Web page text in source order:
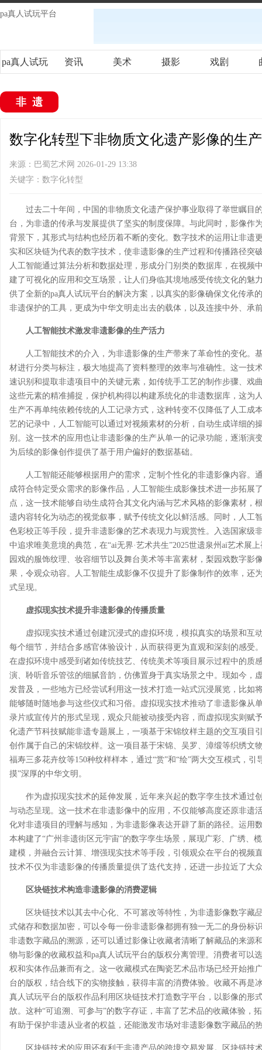
pa真人试玩平台
pa真人试玩 资讯 美术 摄影 戏剧
非遗
数字化转型下非物质文化遗产影像的生
来源：巴蜀艺术网 2026-01-29 13:38
关键字：数字化转型
过去二十年间，中国的非物质文化遗产保护事业取得了举世瞩目
台，为非遗的传承与发展提供了坚实的制度保障。与此同时，影像作
背景下，其形式与结构也经历着不断的变化。数字技术的运用让非遗
实和区块链为代表的数字技术，使非遗影像的生产过程和传播路径突
人工智能通过算法分析和数据处理，形成分门别类的数据库，在视频
建了可视化的应用和交互场景，让人们身临其境地感受传统文化的魅
供了全新的pa真人试玩平台的解决方案，以真实的影像确保文化传承
非遗保护的工具，更成为中华文明走出去的载体，以及连接中外、承
人工智能技术激发非遗影像的生产活力
人工智能技术的介入，为非遗影像的生产带来了革命性的变化。
材进行分类与标注，极大地提高了资料整理的效率与准确性。这一技
速识别和提取非遗项目中的关键元素，如传统手工艺的制作步骤、戏
这些元素的精准捕捉，保护机构得以构建系统化的非遗数据库，这为
生产不再单纯依赖传统的人工记录方式，这种转变不仅降低了人工成
艺的记录中，人工智能可以通过对视频素材的分析，自动生成详细的
别。这一技术的应用也让非遗影像的生产从单一的记录功能，逐渐演
为后续的影像创作提供了基于用户偏好的数据基础。
人工智能还能够根据用户的需求，定制个性化的非遗影像内容。
成符合特定受众需求的影像作品，人工智能生成影像技术进一步拓展
点，这一技术能够自动生成符合其文化内涵与艺术风格的影像素材，
遗内容转化为动态的视觉叙事，赋予传统文化以鲜活感。同时，人工
色彩校正等手段，提升非遗影像的艺术表现力与观赏性。入选国家级
中追求唯美意境的典范，在“ai无界·艺术共生”2025世遗泉州ai艺术展
园戏的服饰纹理、妆容细节以及舞台美术等丰富素材，梨园戏数字影
果，令观众动容。人工智能生成影像不仅提升了影像制作的效率，还
式呈现。
虚拟现实技术提升非遗影像的传播质量
虚拟现实技术通过创建沉浸式的虚拟环境，模拟真实的场景和互
每个细节，并结合多感官体验设计，从而获得更为直观和深刻的感受
在虚拟环境中感受到诸如传统技艺、传统美术等项目展示过程中的质
演、聆听音乐管弦的细腻音韵，仿佛置身于真实场景之中。现如今，
发普及，一些地方已经尝试利用这一技术打造一站式沉浸展览，比如
能够随时随地参与这些仪式和习俗。虚拟现实技术推动了非遗影像从
录片或宣传片的形式呈现，观众只能被动接受内容，而虚拟现实则赋
化遗产节科技赋能非遗专题展上，一项基于宋锦纹样主题的交互项目
创作属于自己的宋锦纹样。这一项目基于宋锦、吴罗、漳缎等织绣文
福寿三多花卉纹等150种纹样样本，通过“赏”和“绘”两大交互模式，
摸”深厚的中华文明。
作为虚拟现实技术的延伸发展，近年来兴起的数字孪生技术通过
与动态呈现。这一技术在非遗影像中的应用，不仅能够高度还原非遗
化对非遗项目的理解与感知，为非遗影像表达开辟了新的路径。运用
本构建了“广州非遗街区元宇宙”的数字孪生场景，展现广彩、广绣、
建模，并融合云计算、增强现实技术等手段，引领观众在平台的视频
技术不仅为非遗影像的传播质量提供了迭代支持，还进一步拉近了大
区块链技术构造非遗影像的消费逻辑
区块链技术以其去中心化、不可篡改等特性，为非遗影像数字藏
式储存和数据加密，可以令每一份非遗影像都拥有独一无二的身份标
非遗数字藏品的溯源，还可以通过影像让收藏者清晰了解藏品的来源
物与影像的收藏权益和pa真人试玩平台的版权分离管理。消费者可以
权和实体作品兼而有之。这一收藏模式在陶瓷艺术品市场已经开始推
台的版权，结合线下的实物接触，获得丰富的消费体验。收藏不再是
真人试玩平台的版权作品利用区块链技术打造数字平台，以影像的形
故。这种“可追溯、可参与”的数字存证，丰富了艺术品的收藏体验，
有助于保护非遗从业者的权益，还能激发市场对非遗影像数字藏品的
区块链技术的应用还有利于非遗产品的跨境交易发展。区块链技